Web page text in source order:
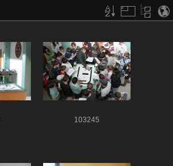
103245